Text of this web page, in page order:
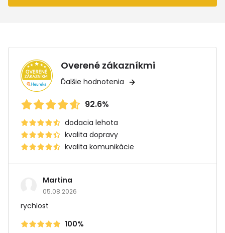
Overené zákazníkmi
Ďalšie hodnotenia
92.6%
dodacia lehota
kvalita dopravy
kvalita komunikácie
Martina
05.08.2026
rychlost
100%